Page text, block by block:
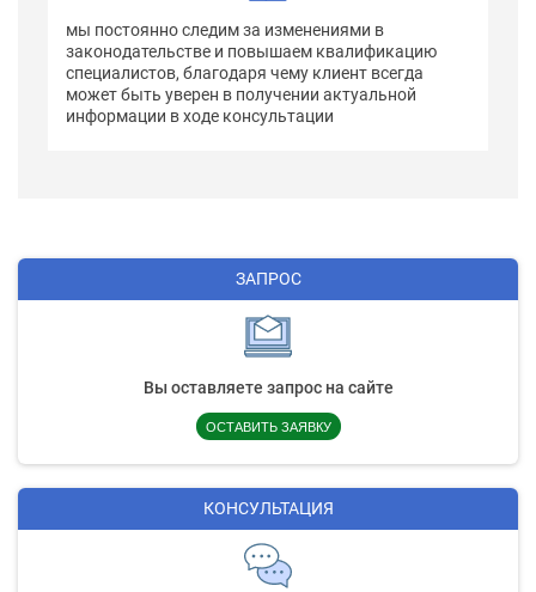
мы постоянно следим за изменениями в
законодательстве и повышаем квалификацию
специалистов, благодаря чему клиент всегда
может быть уверен в получении актуальной
информации в ходе консультации
ЗАПРОС
Вы оставляете запрос на сайте
ОСТАВИТЬ ЗАЯВКУ
КОНСУЛЬТАЦИЯ